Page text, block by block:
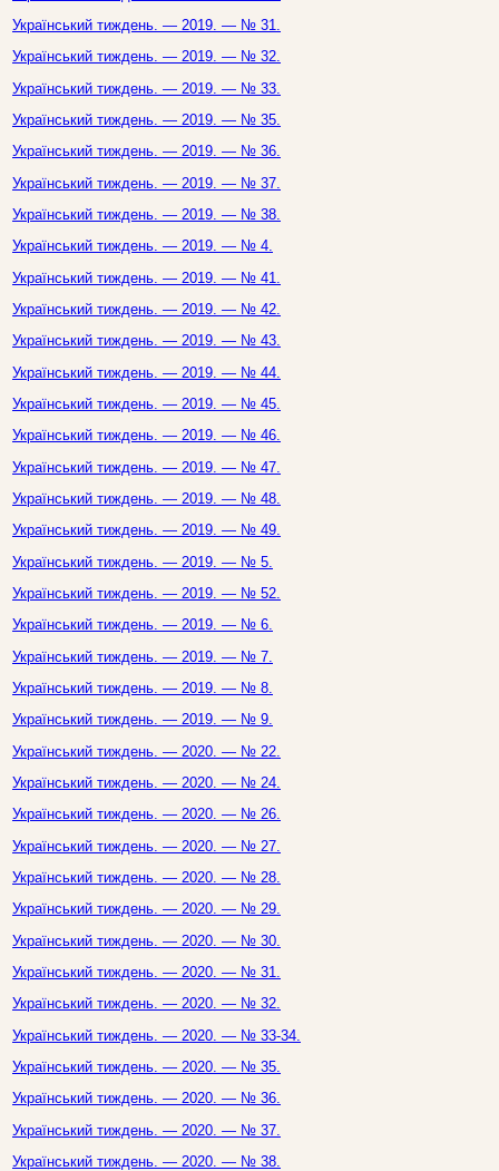
Український тиждень. — 2019. — № 31.
Український тиждень. — 2019. — № 32.
Український тиждень. — 2019. — № 33.
Український тиждень. — 2019. — № 35.
Український тиждень. — 2019. — № 36.
Український тиждень. — 2019. — № 37.
Український тиждень. — 2019. — № 38.
Український тиждень. — 2019. — № 4.
Український тиждень. — 2019. — № 41.
Український тиждень. — 2019. — № 42.
Український тиждень. — 2019. — № 43.
Український тиждень. — 2019. — № 44.
Український тиждень. — 2019. — № 45.
Український тиждень. — 2019. — № 46.
Український тиждень. — 2019. — № 47.
Український тиждень. — 2019. — № 48.
Український тиждень. — 2019. — № 49.
Український тиждень. — 2019. — № 5.
Український тиждень. — 2019. — № 52.
Український тиждень. — 2019. — № 6.
Український тиждень. — 2019. — № 7.
Український тиждень. — 2019. — № 8.
Український тиждень. — 2019. — № 9.
Український тиждень. — 2020. — № 22.
Український тиждень. — 2020. — № 24.
Український тиждень. — 2020. — № 26.
Український тиждень. — 2020. — № 27.
Український тиждень. — 2020. — № 28.
Український тиждень. — 2020. — № 29.
Український тиждень. — 2020. — № 30.
Український тиждень. — 2020. — № 31.
Український тиждень. — 2020. — № 32.
Український тиждень. — 2020. — № 33-34.
Український тиждень. — 2020. — № 35.
Український тиждень. — 2020. — № 36.
Український тиждень. — 2020. — № 37.
Український тиждень. — 2020. — № 38.